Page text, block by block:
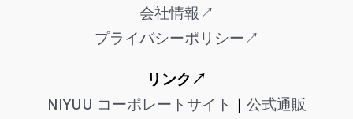
会社情報↗
プライバシーポリシー↗
リンク↗
NIYUU コーポレートサイト ｜ 公式通販